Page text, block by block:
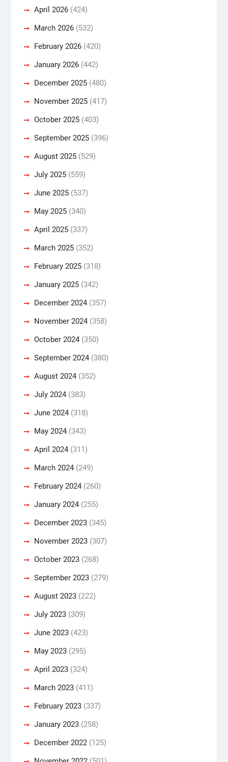
April 2026(424)
March 2026(532)
February 2026(420)
January 2026(442)
December 2025(480)
November 2025(417)
October 2025(403)
September 2025(396)
August 2025(529)
July 2025(559)
June 2025(537)
May 2025(340)
April 2025(337)
March 2025(352)
February 2025(318)
January 2025(342)
December 2024(357)
November 2024(358)
October 2024(350)
September 2024(380)
August 2024(352)
July 2024(383)
June 2024(318)
May 2024(343)
April 2024(311)
March 2024(249)
February 2024(260)
January 2024(255)
December 2023(345)
November 2023(307)
October 2023(268)
September 2023(279)
August 2023(222)
July 2023(309)
June 2023(423)
May 2023(295)
April 2023(324)
March 2023(411)
February 2023(337)
January 2023(258)
December 2022(125)